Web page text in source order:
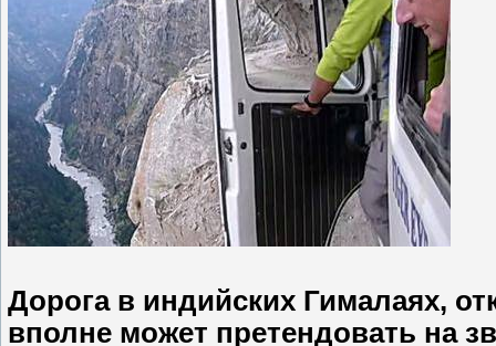
Дорога в индийских Гималаях,
вполне может претендовать на